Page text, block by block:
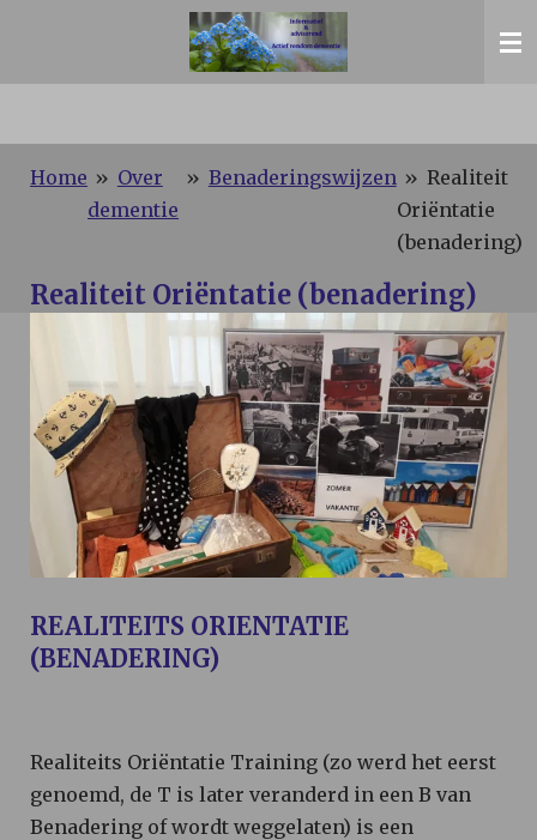
Home » Over
dementie
» Benaderingswijzen » Realiteit
Oriëntatie
(benadering)
Realiteit Oriëntatie (benadering)
REALITEITS ORIENTATIE
(BENADERING)
Realiteits Oriëntatie Training (zo werd het eerst
genoemd, de T is later veranderd in een B van
Benadering of wordt weggelaten) is een